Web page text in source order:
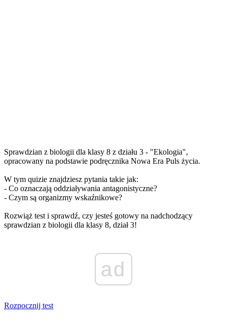
Sprawdzian z biologii dla klasy 8 z działu 3 - "Ekologia",
opracowany na podstawie podręcznika Nowa Era Puls życia.
W tym quizie znajdziesz pytania takie jak:
- Co oznaczają oddziaływania antagonistyczne?
- Czym są organizmy wskaźnikowe?
Rozwiąż test i sprawdź, czy jesteś gotowy na nadchodzący
sprawdzian z biologii dla klasy 8, dział 3!
ad
Rozpocznij test